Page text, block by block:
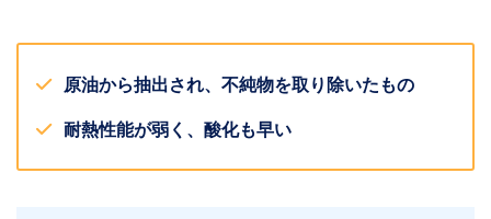
原油から抽出され、不純物を取り除いたもの
耐熱性能が弱く、酸化も早い